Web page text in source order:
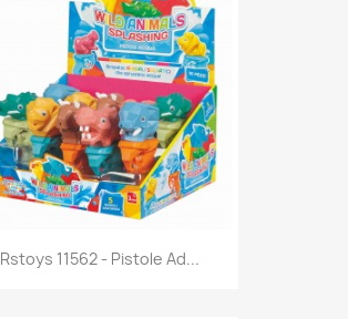
Anteprima
Rstoys 11562 - Pistole Ad...